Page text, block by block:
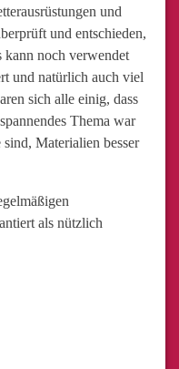
und
und entschieden,
kann noch verwendet
und natürlich auch viel
sich alle einig, dass
Thema war
Materialien besser
als nützlich